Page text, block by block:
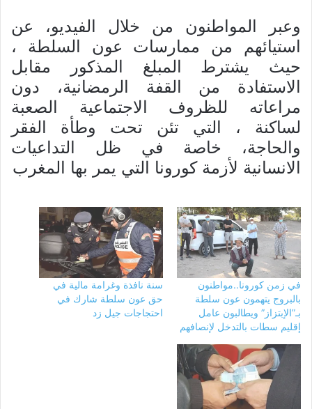
وعبر المواطنون من خلال الفيديو، عن
استيائهم من ممارسات عون السلطة ،
حيث يشترط المبلغ المذكور مقابل
الاستفادة من القفة الرمضانية، دون
مراعاته للظروف الاجتماعية الصعبة
لساكنة ، التي تئن تحت وطأة الفقر
والحاجة، خاصة في ظل التداعيات
الانسانية لأزمة كورونا التي يمر بها المغرب
في زمن كورونا..مواطنون
بالبروج يتهمون عون سلطة
بـ”الإبتزاز” ويطالبون عامل
إقليم سطات بالتدخل لإنصافهم
سنة نافذة وغرامة مالية في
حق عون سلطة شارك في
احتجاجات جيل زد